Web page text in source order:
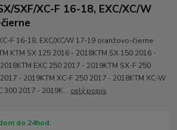
SXF/XC-F 16-18, EXC/XC/W
F 16-18, EXC/XC/W 17-19 oranžovo-čierne
KTM SX 125 2016 - 2018KTM SX 150 2016 -
EXC 250 2017 - 2019KTM SX-F 250
- 2019KTM XC-F 250 2017 - 2018KTM XC-W
300 2017 - 2019K... celý popis
do 24hod.